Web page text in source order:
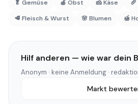
🥬 Gemüse 🍎 Obst 🧀 Käse
🥩 Fleisch & Wurst
🌸 Blumen 🍯
Hilf anderen — wie war dein
Anonym · keine Anmeldung ·
Markt